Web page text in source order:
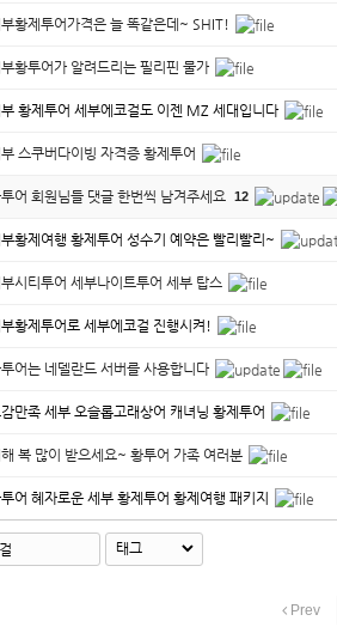
황제투어가격은 늘 똑같은데~ SHIT!
황투어가 알려드리는 필리핀 물가
황제투어 세부에코걸도 이젠 MZ 세대입니다
스쿠버다이빙 자격증 황제투어
어 회원님들 댓글 한번씩 남겨주세요 12
황제여행 황제투어 성수기 예약은 빨리빨리~
시티투어 세부나이트투어 세부 탑스
황제투어로 세부에코걸 진행시켜!
어는 네델란드 서버를 사용합니다
만족 세부 오슬롭고래상어 캐녀닝 황제투어
복 많이 받으세요~ 황투어 가족 여러분
어 혜자로운 세부 황제투어 황제여행 패키지
Prev